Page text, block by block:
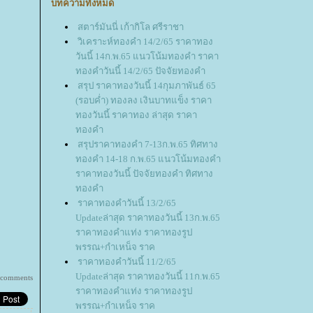
บทความทั้งหมด
สตาร์มันนี่ เก้ากิโล ศรีราชา
วิเคราะห์ทองคำ 14/2/65 ราคาทอง
วันนี้ 14ก.พ.65 แนวโน้มทองคำ ราคา
ทองคำวันนี้ 14/2/65 ปัจจัยทองคำ
สรุป ราคาทองวันนี้ 14กุมภาพันธ์ 65
(รอบค่ำ) ทองลง เงินบาทแข็ง ราคา
ทองวันนี้ ราคาทอง ล่าสุด ราคา
ทองคำ
สรุปราคาทองคำ 7-13ก.พ.65 ทิศทาง
ทองคำ 14-18 ก.พ.65 แนวโน้มทองคำ
ราคาทองวันนี้ ปัจจัยทองคำ ทิศทาง
ทองคำ
ราคาทองคำวันนี้ 13/2/65
Updateล่าสุด ราคาทองวันนี้ 13ก.พ.65
ราคาทองคำแท่ง ราคาทองรูป
พรรณ+กำเหน็จ ราค
ราคาทองคำวันนี้ 11/2/65
Updateล่าสุด ราคาทองวันนี้ 11ก.พ.65
ราคาทองคำแท่ง ราคาทองรูป
พรรณ+กำเหน็จ ราค